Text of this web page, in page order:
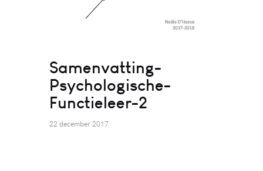
Samenvatting-
Psychologische-
Functieleer-2
22 december 2017